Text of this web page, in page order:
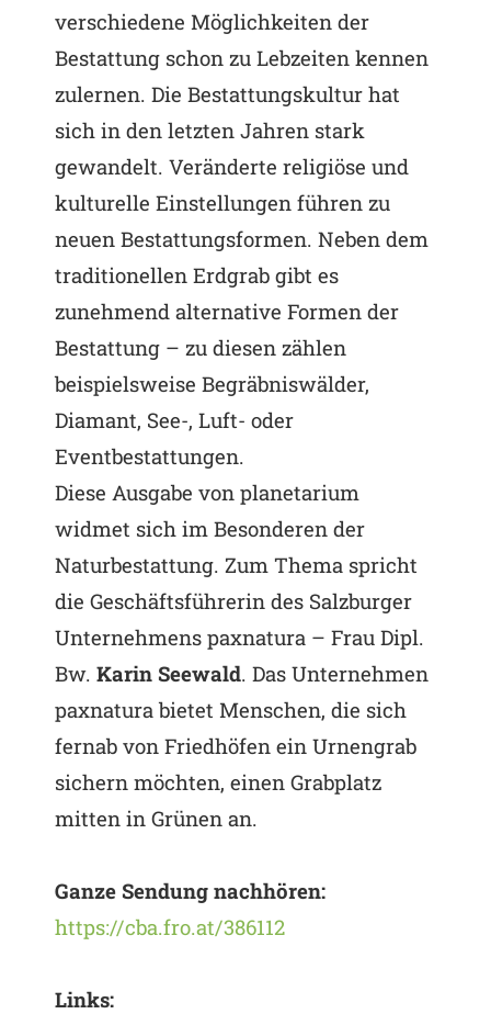
verschiedene Möglichkeiten der
Bestattung schon zu Lebzeiten kennen
zulernen. Die Bestattungskultur hat
sich in den letzten Jahren stark
gewandelt. Veränderte religiöse und
kulturelle Einstellungen führen zu
neuen Bestattungsformen. Neben dem
traditionellen Erdgrab gibt es
zunehmend alternative Formen der
Bestattung – zu diesen zählen
beispielsweise Begräbniswälder,
Diamant, See-, Luft- oder
Eventbestattungen.
Diese Ausgabe von planetarium
widmet sich im Besonderen der
Naturbestattung. Zum Thema spricht
die Geschäftsführerin des Salzburger
Unternehmens paxnatura – Frau Dipl.
Bw.Karin Seewald. Das Unternehmen
paxnatura bietet Menschen, die sich
fernab von Friedhöfen ein Urnengrab
sichern möchten, einen Grabplatz
mitten in Grünen an.
Ganze Sendung nachhören:
https://cba.fro.at/386112
Links: